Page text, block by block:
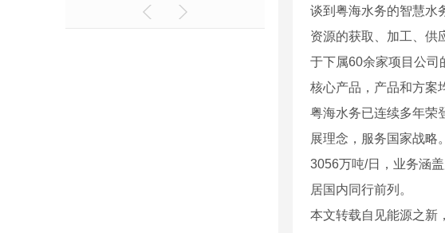
谈到粤海水务的智慧水
资源的获取、加工、供
于下属60余家项目公司
核心产品，产品和方案
粤海水务已连续多年荣
展理念，服务国家战略
3056万吨/日，业务涵
居国内同行前列。
本文转载自见能源之新